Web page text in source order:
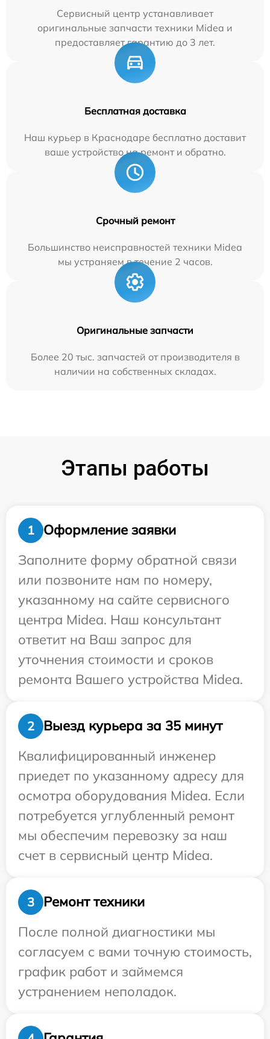
Сервисный центр устанавливает
оригинальные запчасти техники Midea и
предоставляет гарантию до 3 лет.
Бесплатная доставка
Наш курьер в Краснодаре бесплатно доставит
ваше устройство на ремонт и обратно.
Срочный ремонт
Большинство неисправностей техники Midea
мы устраняем в течение 2 часов.
Оригинальные запчасти
Более 20 тыс. запчастей от производителя в
наличии на собственных складах.
Этапы работы
1
Оформление заявки
Заполните форму обратной связи
или позвоните нам по номеру,
указанному на сайте сервисного
центра Midea. Наш консультант
ответит на Ваш запрос для
уточнения стоимости и сроков
ремонта Вашего устройства Midea.
2
Выезд курьера за 35 минут
Квалифицированный инженер
приедет по указанному адресу для
осмотра оборудования Midea. Если
потребуется углубленный ремонт
мы обеспечим перевозку за наш
счет в сервисный центр Midea.
3
Ремонт техники
После полной диагностики мы
согласуем с вами точную стоимость,
график работ и займемся
устранением неполадок.